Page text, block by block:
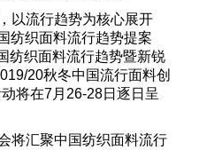
流行趋势为核心展开
纺织面料流行趋势提案
纺织面料流行趋势暨新锐
20秋冬中国流行面料创
将在7月26-28日逐日呈
汇聚中国纺织面料流行